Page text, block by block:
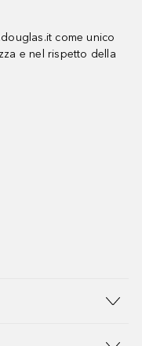
come unico
e nel rispetto della